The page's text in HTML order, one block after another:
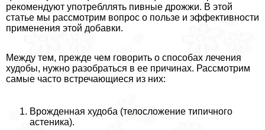
рекомендуют употрeбллять пивные дрожжи. В этой
статье мы рассмотрим вопрос о пользе и эффективности
применения этой добавки.
Между тем, прежде чем говорить о способах лечения
худобы, нужно разобраться в ее причинах. Рассмотрим
самые часто встречающиеся из них:
Врожденная худоба (телосложение типичного
астеника).